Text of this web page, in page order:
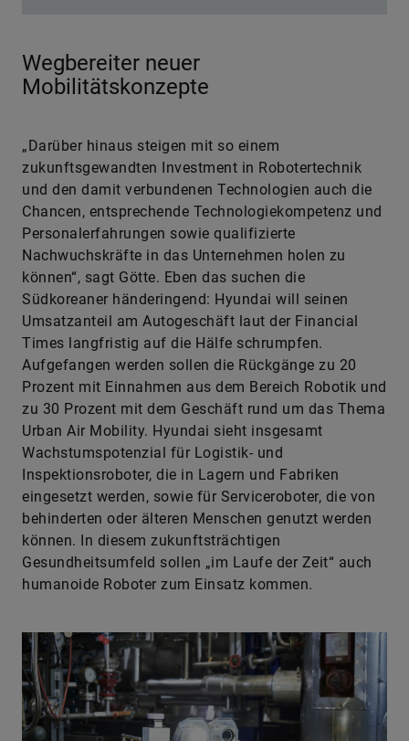
Wegbereiter neuer
Mobilitätskonzepte
„Darüber hinaus steigen mit so einem
zukunftsgewandten Investment in Robotertechnik
und den damit verbundenen Technologien auch die
Chancen, entsprechende Technologiekompetenz und
Personalerfahrungen sowie qualifizierte
Nachwuchskräfte in das Unternehmen holen zu
können“, sagt Götte. Eben das suchen die
Südkoreaner händeringend: Hyundai will seinen
Umsatzanteil am Autogeschäft laut der Financial
Times langfristig auf die Hälfe schrumpfen.
Aufgefangen werden sollen die Rückgänge zu 20
Prozent mit Einnahmen aus dem Bereich Robotik und
zu 30 Prozent mit dem Geschäft rund um das Thema
Urban Air Mobility. Hyundai sieht insgesamt
Wachstumspotenzial für Logistik- und
Inspektionsroboter, die in Lagern und Fabriken
eingesetzt werden, sowie für Serviceroboter, die von
behinderten oder älteren Menschen genutzt werden
können. In diesem zukunftsträchtigen
Gesundheitsumfeld sollen „im Laufe der Zeit“ auch
humanoide Roboter zum Einsatz kommen.